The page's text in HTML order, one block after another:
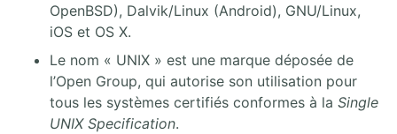
OpenBSD), Dalvik/Linux (Android), GNU/Linux,
iOS et OS X.
Le nom « UNIX » est une marque déposée de
l’Open Group, qui autorise son utilisation pour
tous les systèmes certifiés conformes à la Single
UNIX Specification.